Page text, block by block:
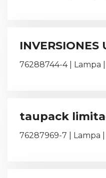
INVERSIONES
76288744-4 | Lampa |
taupack
76287969-7 | Lampa |